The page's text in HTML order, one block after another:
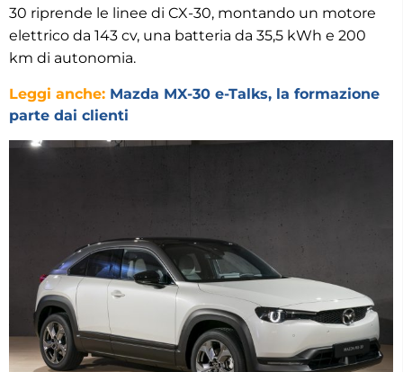
30 riprende le linee di CX-30, montando un motore
elettrico da 143 cv, una batteria da 35,5 kWh e 200
km di autonomia.
Leggi anche: Mazda MX-30 e-Talks, la formazione
parte dai clienti